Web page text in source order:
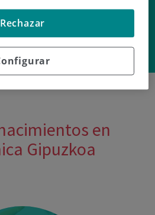
Twitter
en
Gipuzkoa
Rechazar